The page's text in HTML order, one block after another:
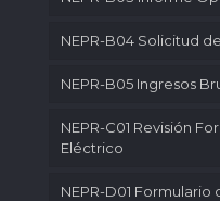
NEPR-B04 Solicitud
NEPR-B05 Ingresos
NEPR-C01 Revisión
Eléctrico
NEPR-D01